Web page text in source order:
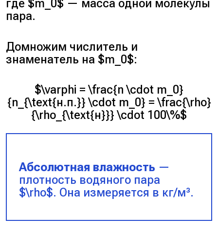
где $m_0$ — масса одной молекулы
пара.
Домножим числитель и
знаменатель на $m_0$:
$\varphi = \frac{n \cdot m_0}
{n_{\text{н.п.}} \cdot m_0} = \frac{\rho}
{\rho_{\text{н}}} \cdot 100\%$
Абсолютная влажность —
плотность водяного пара
$\rho$. Она измеряется в кг/м³.